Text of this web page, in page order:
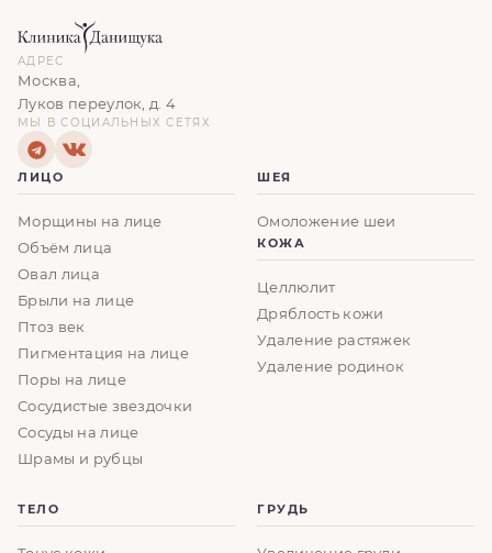
АДРЕС
Москва,
Луков переулок, д. 4
МЫ В СОЦИАЛЬНЫХ СЕТЯХ
ЛИЦО
Морщины на лице
Объём лица
Овал лица
Брыли на лице
Птоз век
Пигментация на лице
Поры на лице
Сосудистые звездочки
Сосуды на лице
Шрамы и рубцы
ШЕЯ
Омоложение шеи
КОЖА
Целлюлит
Дряблость кожи
Удаление растяжек
Удаление родинок
ТЕЛО ГРУДЬ